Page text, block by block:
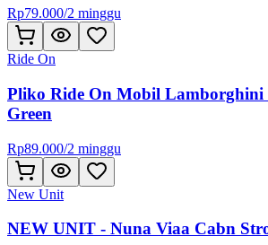
Rp79.000/2 minggu
Ride On
Pliko Ride On Mobil Lamborghini
Green
Rp89.000/2 minggu
New Unit
NEW UNIT - Nuna Viaa Cabn